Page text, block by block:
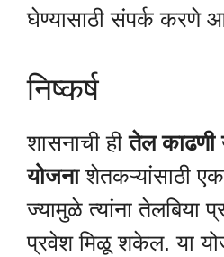
घेण्यासाठी संपर्क करणे
निष्कर्ष
शासनाची हीतेल काढणी
योजनाशेतकऱ्यांसाठी
ज्यामुळे त्यांना तेलबिया
प्रवेश मिळू शकेल. या